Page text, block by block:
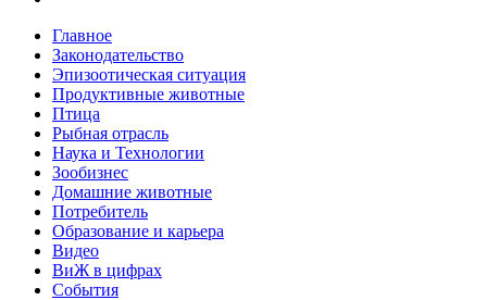
Главное
Законодательство
Эпизоотическая ситуация
Продуктивные животные
Птица
Рыбная отрасль
Наука и Технологии
Зообизнес
Домашние животные
Потребитель
Образование и карьера
Видео
ВиЖ в цифрах
События